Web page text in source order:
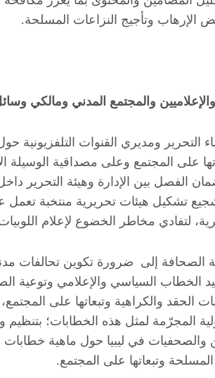
الإرهاب وتأجيج النزاعات المسلحة.
والمجتمع المدني ومالكي
التحرير ومديري القنوات التلفزيونية
على المجتمع وعلى مصداقية الوسيلة
الفصل بين الإدارة وهيئة التحرير
تشكيل هيئات تحريرية منتخبة تعمل
لتفادي مخاطر الخضوع لإعلام
الصحافة إلى ضرورة تكوين تحالفات
الخطاب السياسي والإعلامي وتوعية
الحقد والكراهية وتبعاتها على المجتمع،
المجرّمة لمثل هذه الخطابات؛
والصحفيات في ليبيا حول ماهية خطابات
وتبعاتها على المجتمع.